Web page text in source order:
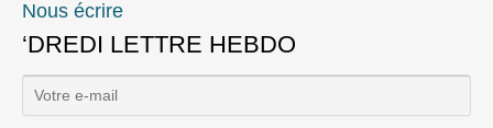
Nous écrire
‘DREDI LETTRE HEBDO